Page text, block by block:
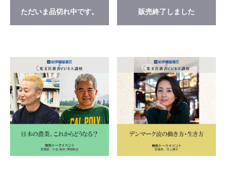
ただいま品切れ中です。 販売終了しました